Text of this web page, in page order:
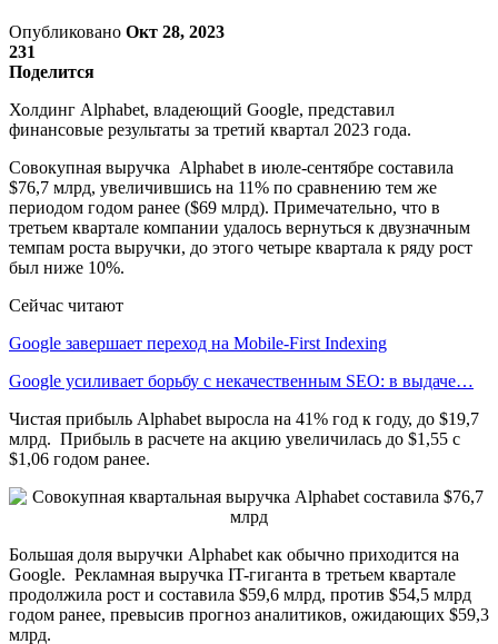
Опубликовано Окт 28, 2023
231
Поделится
Холдинг Alphabet, владеющий Google, представил
финансовые результаты за третий квартал 2023 года.
Совокупная выручка Alphabet в июле-сентябре составила
$76,7 млрд, увеличившись на 11% по сравнению тем же
периодом годом ранее ($69 млрд). Примечательно, что в
третьем квартале компании удалось вернуться к двузначным
темпам роста выручки, до этого четыре квартала к ряду рост
был ниже 10%.
Сейчас читают
Google завершает переход на Mobile-First Indexing
Google усиливает борьбу с некачественным SEO: в выдаче…
Чистая прибыль Alphabet выросла на 41% год к году, до $19,7
млрд. Прибыль в расчете на акцию увеличилась до $1,55 с
$1,06 годом ранее.
Большая доля выручки Alphabet как обычно приходится на
Google. Рекламная выручка IT-гиганта в третьем квартале
продолжила рост и составила $59,6 млрд, против $54,5 млрд
годом ранее, превысив прогноз аналитиков, ожидающих $59,3
млрд.